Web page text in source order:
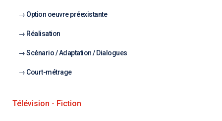
Option oeuvre préexistante
Réalisation
Scénario / Adaptation / Dialogues
Court-métrage
Télévision - Fiction